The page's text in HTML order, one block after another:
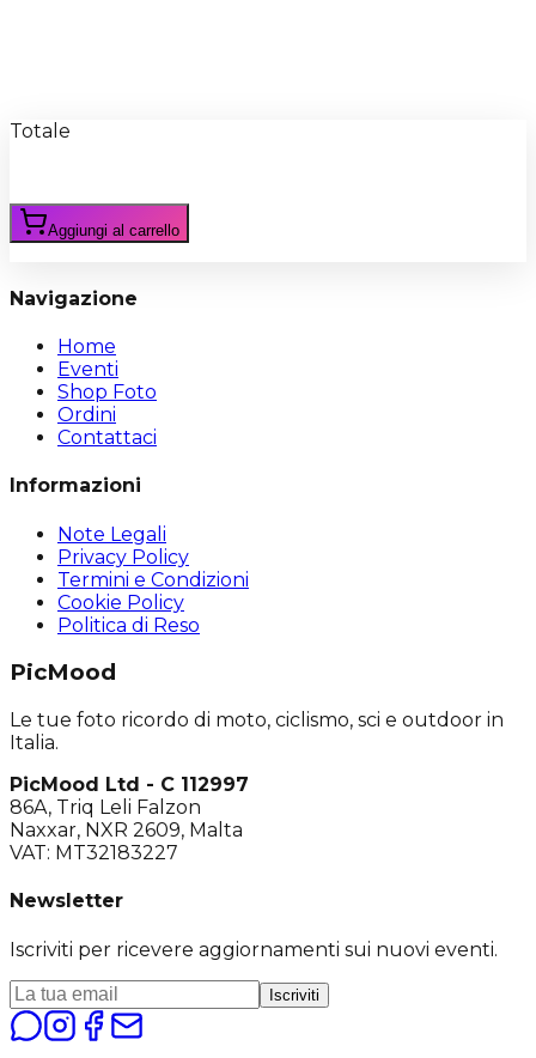
Totale
Aggiungi al carrello
Navigazione
Home
Eventi
Shop Foto
Ordini
Contattaci
Informazioni
Note Legali
Privacy Policy
Termini e Condizioni
Cookie Policy
Politica di Reso
PicMood
Le tue foto ricordo di moto, ciclismo, sci e outdoor in
Italia.
PicMood Ltd - C 112997
86A, Triq Leli Falzon
Naxxar, NXR 2609, Malta
VAT: MT32183227
Newsletter
Iscriviti per ricevere aggiornamenti sui nuovi eventi.
Iscriviti